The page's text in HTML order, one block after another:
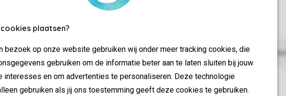
plaatsen?
bezoek op onze website gebruiken wij onder meer tracking cookies, die
gebruiken om de informatie beter aan te laten sluiten bij jouw
interesses en om advertenties te personaliseren. Deze technologie
gebruiken als jij ons toestemming geeft deze cookies te gebruiken.
More info and preferences
SSL certificate